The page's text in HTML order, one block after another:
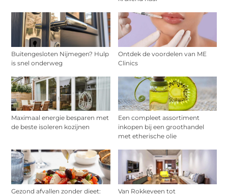
Buitengesloten Nijmegen? Hulp
is snel onderweg
Ontdek de voordelen van ME
Clinics
Maximaal energie besparen met
de beste isoleren kozijnen
Een compleet assortiment
inkopen bij een groothandel
met etherische olie
Gezond afvallen zonder dieet:
Van Rokkeveen tot